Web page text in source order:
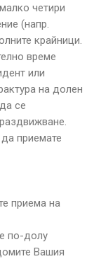
четири
(напр.
крайници.
време
или
на долен
се
приемате
приема на
по-долу
Вашия